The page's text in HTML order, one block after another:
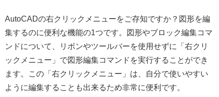
AutoCADの右クリックメニューをご存知ですか？図形を編
集するのに便利な機能の1つです。図形やブロック編集コマ
ンドについて、リボンやツールバーを使用せずに「右クリ
ックメニュー」で図形編集コマンドを実行することができ
ます。この「右クリックメニュー」は、自分で使いやすい
ように編集することも出来るため非常に便利です。